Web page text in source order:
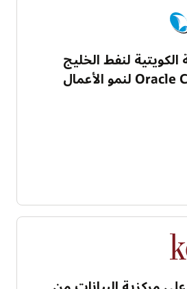
لنفط الخليج
بتطبيقات Oracle Cloud لنمو الأعمال